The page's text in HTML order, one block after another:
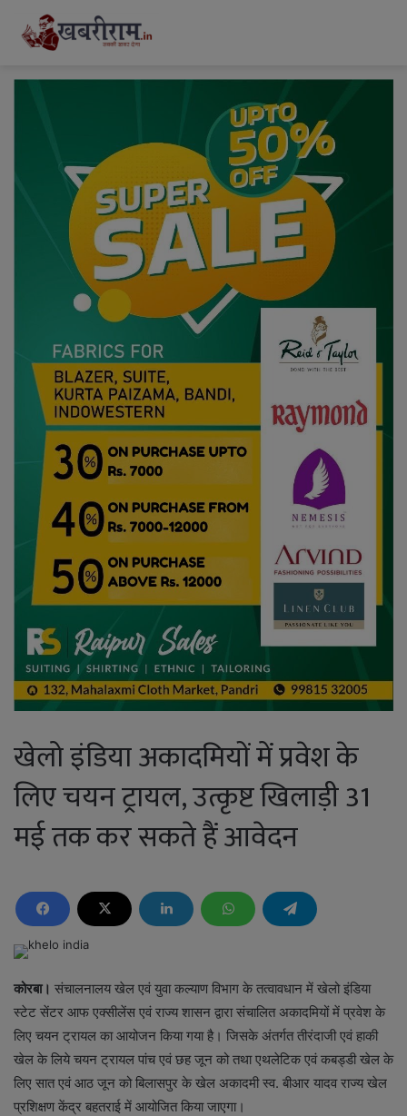
खेलो इंडिया अकादमियों में प्रवेश के
लिए चयन ट्रायल, उत्कृष्ट खिलाड़ी 31
मई तक कर सकते हैं आवेदन
कोरबा। संचालनालय खेल एवं युवा कल्याण विभाग के तत्वावधान में खेलो इंडिया
स्टेट सेंटर आफ एक्सीलेंस एवं राज्य शासन द्वारा संचालित अकादमियों में प्रवेश के
लिए चयन ट्रायल का आयोजन किया गया है। जिसके अंतर्गत तीरंदाजी एवं हाकी
खेल के लिये चयन ट्रायल पांच एवं छह जून को तथा एथलेटिक एवं कबड्डी खेल के
लिए सात एवं आठ जून को बिलासपुर के खेल अकादमी स्व. बीआर यादव राज्य खेल
प्रशिक्षण केंद्र बहतराई में आयोजित किया जाएगा।